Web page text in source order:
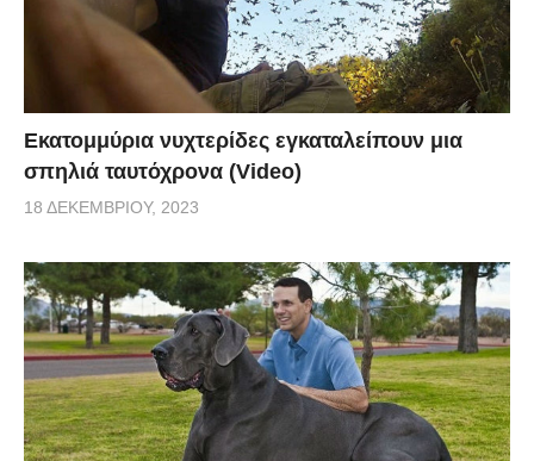
Εκατομμύρια νυχτερίδες εγκαταλείπουν μια
σπηλιά ταυτόχρονα (Video)
18 ΔΕΚΕΜΒΡΊΟΥ, 2023